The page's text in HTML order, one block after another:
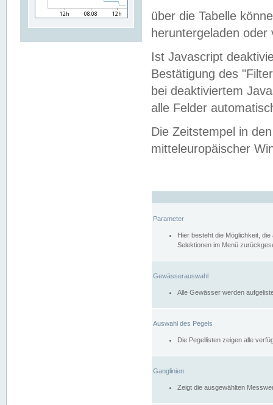
über die Tabelle
heruntergeladen oder
Ist Javascript
Bestätigung des
bei deaktiviertem
alle Felder
Die Zeitstempel in
mitteleuropäischer
Parameter
Hier besteht die Möglichkeit,
Selektionen im Menü
Gewässerauswahl
Alle Gewässer werden
Auswahl des Pegels
Die Pegellisten zeigen alle
Ganglinien
Zeigt die ausgewählten